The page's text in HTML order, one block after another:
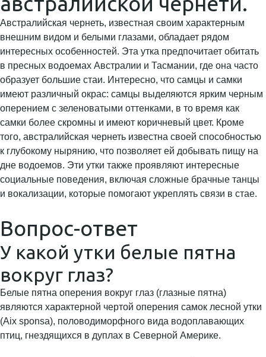
Австралийская чернеть, известная своим характерным
внешним видом и белыми глазами, обладает рядом
интересных особенностей. Эта утка предпочитает обитать
в пресных водоемах Австралии и Тасмании, где она часто
образует большие стаи. Интересно, что самцы и самки
имеют различный окрас: самцы выделяются ярким черным
оперением с зеленоватыми оттенками, в то время как
самки более скромны и имеют коричневый цвет. Кроме
того, австралийская чернеть известна своей способностью
к глубокому нырянию, что позволяет ей добывать пищу на
дне водоемов. Эти утки также проявляют интересные
социальные поведения, включая сложные брачные танцы
и вокализации, которые помогают укреплять связи в стае.
Вопрос-ответ
У какой утки белые пятна
вокруг глаз?
Белые пятна оперения вокруг глаз (глазные пятна)
являются характерной чертой оперения самок лесной утки
(Aix sponsa), половодиморфного вида водоплавающих
птиц, гнездящихся в дуплах в Северной Америке.